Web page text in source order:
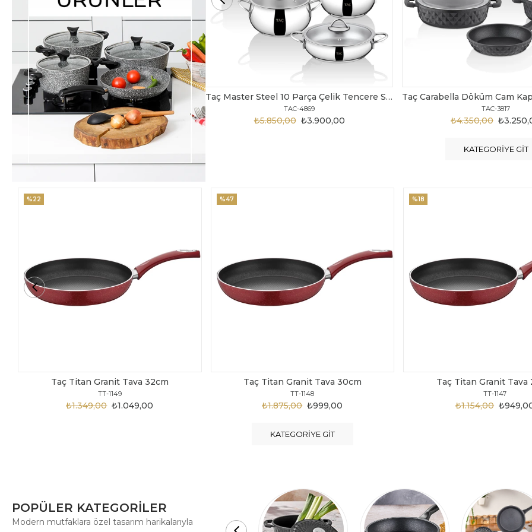
TAC-4869
₺3.900,00
₺5.850,00
Taç Carabella Döküm Cam Kapak 7 Parça Tencere Seti Siyah
TAC-3817
₺3.250,00
₺4.350,00
TAC-3730
₺6.300,00
KATEGORIYE GIT
Taç Titan Granit Tava 30cm
TT-1148
₺999,00
₺1.875,00
%47
Taç Titan Granit Tava 28cm
TT-1147
₺949,00
₺1.154,00
%18
Taç Titan Granit
TT-1146
₺1.124,00
KATEGORIYE GIT
POPÜLER KATEGORİLER
Modern mutfaklara özel tasarım harikalarıyla